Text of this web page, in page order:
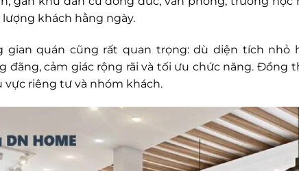
lượng khách hằng ngày.
gian quán cũng rất quan trọng: dù diện tích nhỏ
đãng, cảm giác rộng rãi và tối ưu chức năng. Đồng
vực riêng tư và nhóm khách.